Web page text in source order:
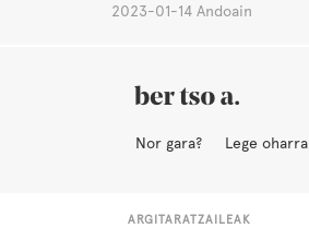
2023-01-14 Andoain
Nor gara? Lege oharra
ARGITARATZAILEAK